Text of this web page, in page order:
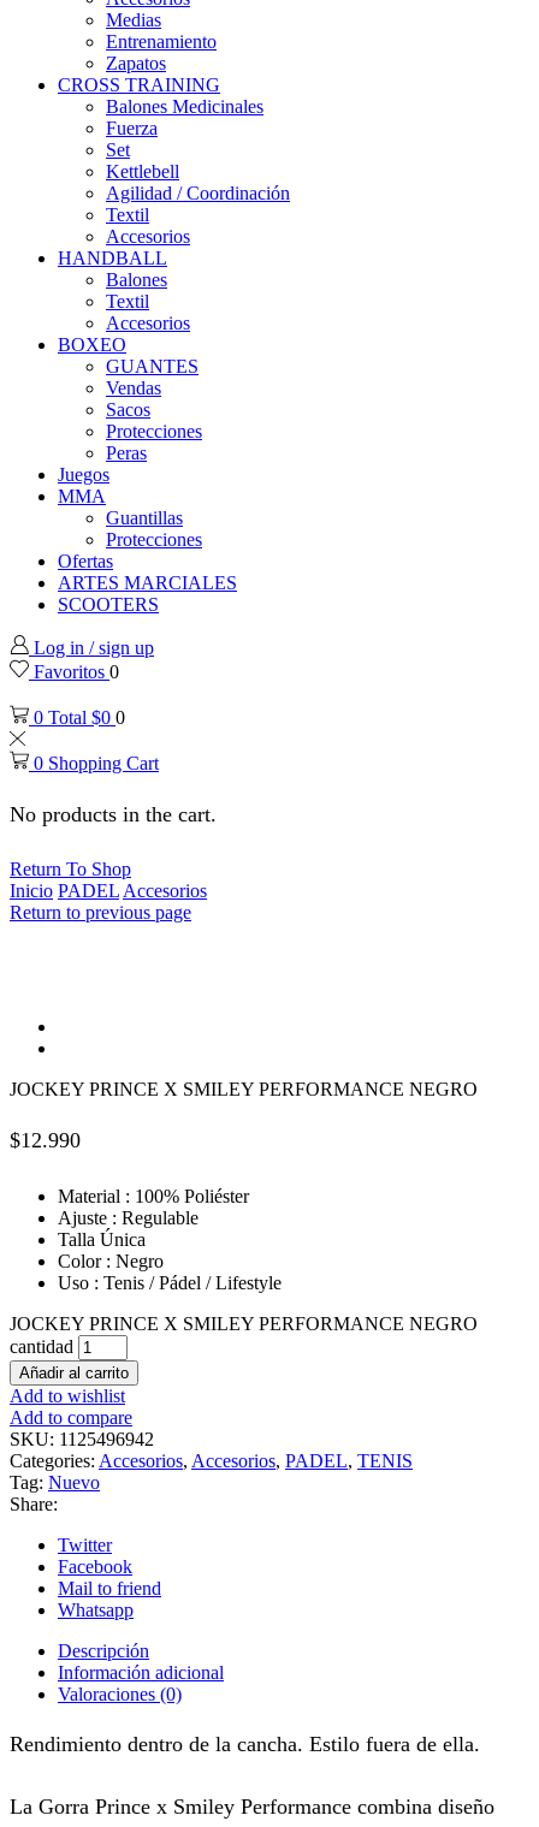
Medias
Entrenamiento
Zapatos
CROSS TRAINING
Balones Medicinales
Fuerza
Set
Kettlebell
Agilidad / Coordinación
Textil
Accesorios
HANDBALL
Balones
Textil
Accesorios
BOXEO
GUANTES
Vendas
Sacos
Protecciones
Peras
Juegos
MMA
Guantillas
Protecciones
Ofertas
ARTES MARCIALES
SCOOTERS
Log in / sign up
Favoritos 0
0 Total $0 0
0 Shopping Cart
No products in the cart.
Return To Shop
Inicio PADELAccesorios
Return to previous page
JOCKEY PRINCE X SMILEY PERFORMANCE NEGRO
$12.990
Material : 100% Poliéster
Ajuste : Regulable
Talla Única
Color : Negro
Uso : Tenis / Pádel / Lifestyle
JOCKEY PRINCE X SMILEY PERFORMANCE NEGRO
cantidad
Añadir al carrito
Add to wishlist
Add to compare
SKU: 1125496942
Categories: Accesorios, Accesorios, PADEL, TENIS
Tag: Nuevo
Share:
Twitter
Facebook
Mail to friend
Whatsapp
Descripción
Información adicional
Valoraciones (0)
Rendimiento dentro de la cancha. Estilo fuera de ella.
La Gorra Prince x Smiley Performance combina diseño